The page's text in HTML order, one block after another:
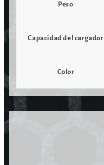
Peso
Capacidad del cargador
Color